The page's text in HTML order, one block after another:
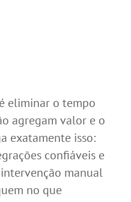
eliminar o tempo
agregam valor e o
exatamente isso:
confiáveis e
manual
no que